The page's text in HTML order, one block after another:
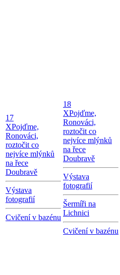
17
XPojďme,
Ronováci,
roztočit co
nejvíce mlýnků
na řece
Doubravě
Výstava
fotografií
Cvičení v bazénu
18
XPojďme,
Ronováci,
roztočit co
nejvíce mlýnků
na řece
Doubravě
Výstava
fotografií
Šermíři na
Lichnici
Cvičení v bazénu